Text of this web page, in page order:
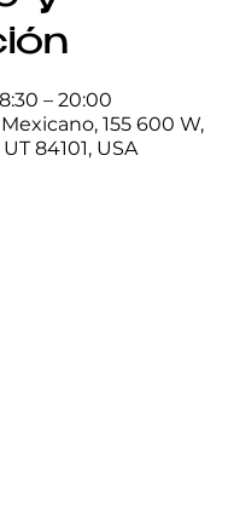
– 20:00
155 600 W,
84101, USA